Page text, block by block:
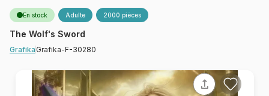
En stock Adulte 2000 pièces
The Wolf's Sword
Grafika Grafika-F-30280